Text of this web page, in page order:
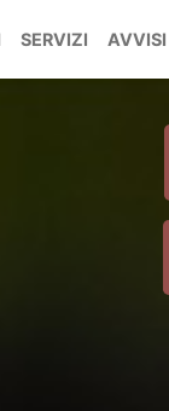
SERVIZI AVVISI